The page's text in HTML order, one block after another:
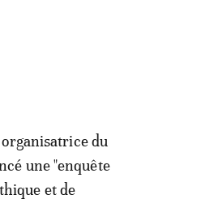
du
une "enquête
et de